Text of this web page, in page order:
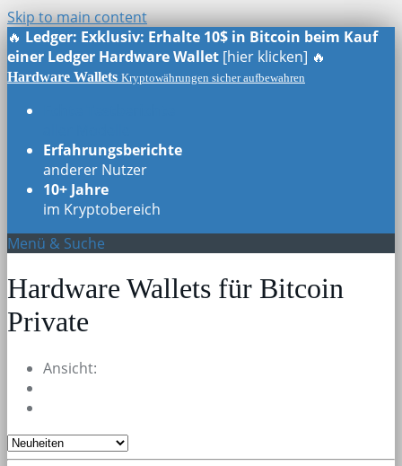
Skip to main content
🔥 Ledger: Exklusiv: Erhalte 10$ in Bitcoin beim Kauf
einer Ledger Hardware Wallet [hier klicken] 🔥
Hardware Wallets Kryptowährungen sicher aufbewahren
Erfahrungsberichte
anderer Nutzer
10+ Jahre
im Kryptobereich
Menü & Suche
Hardware Wallets für Bitcoin
Private
Ansicht: